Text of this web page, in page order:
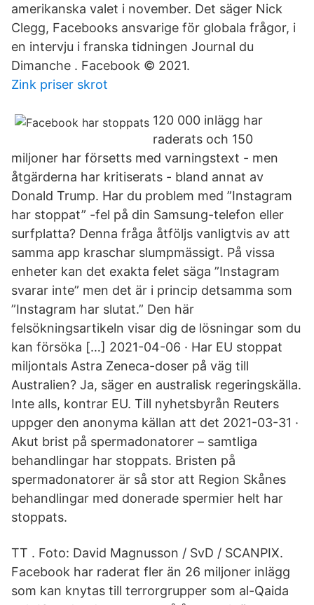
amerikanska valet i november. Det säger Nick
Clegg, Facebooks ansvarige för globala frågor, i
en intervju i franska tidningen Journal du
Dimanche . Facebook © 2021.
Zink priser skrot
120 000 inlägg har
raderats och 150
miljoner har försetts med varningstext - men
åtgärderna har kritiserats - bland annat av
Donald Trump. Har du problem med ”Instagram
har stoppat” -fel på din Samsung-telefon eller
surfplatta? Denna fråga åtföljs vanligtvis av att
samma app kraschar slumpmässigt. På vissa
enheter kan det exakta felet säga ”Instagram
svarar inte” men det är i princip detsamma som
”Instagram har slutat.” Den här
felsökningsartikeln visar dig de lösningar som du
kan försöka […] 2021-04-06 · Har EU stoppat
miljontals Astra Zeneca-doser på väg till
Australien? Ja, säger en australisk regeringskälla.
Inte alls, kontrar EU. Till nyhetsbyrån Reuters
uppger den anonyma källan att det 2021-03-31 ·
Akut brist på spermadonatorer – samtliga
behandlingar har stoppats. Bristen på
spermadonatorer är så stor att Region Skånes
behandlingar med donerade spermier helt har
stoppats.
TT . Foto: David Magnusson / SvD / SCANPIX.
Facebook har raderat fler än 26 miljoner inlägg
som kan knytas till terrorgrupper som al-Qaida